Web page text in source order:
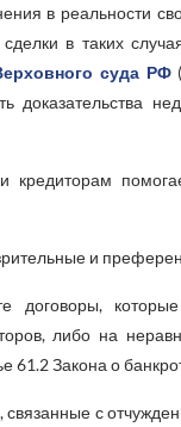
в реальности
сделки в таких
суда РФ
доказательства
кредиторам
и
договоры,
либо на
61.2 Закона о
с